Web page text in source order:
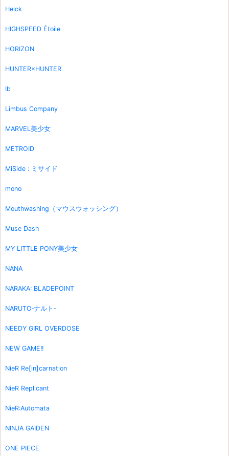
Helck
HIGHSPEED Étoile
HORIZON
HUNTER×HUNTER
Ib
Limbus Company
MARVEL美少女
METROID
MiSide : ミサイド
mono
Mouthwashing（マウスウォッシング）
Muse Dash
MY LITTLE PONY美少女
NANA
NARAKA: BLADEPOINT
NARUTO‐ナルト‐
NEEDY GIRL OVERDOSE
NEW GAME!!
NieR Re[in]carnation
NieR Replicant
NieR:Automata
NINJA GAIDEN
ONE PIECE